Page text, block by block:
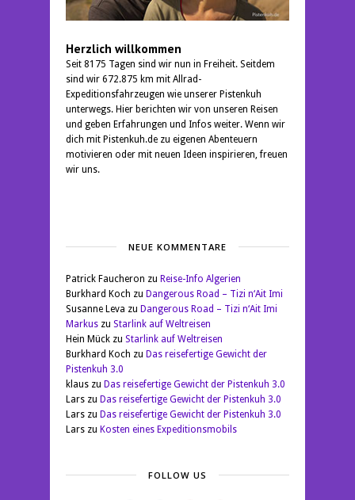
Herzlich willkommen
Seit 8175 Tagen sind wir nun in Freiheit. Seitdem
sind wir 672.875 km mit Allrad-
Expeditionsfahrzeugen wie unserer Pistenkuh
unterwegs. Hier berichten wir von unseren Reisen
und geben Erfahrungen und Infos weiter. Wenn wir
dich mit Pistenkuh.de zu eigenen Abenteuern
motivieren oder mit neuen Ideen inspirieren, freuen
wir uns.
NEUE KOMMENTARE
Patrick Faucheron zu Reise-Info Algerien
Burkhard Koch zu Dangerous Road – Tizi n‘Ait Imi
Susanne Leva zu Dangerous Road – Tizi n‘Ait Imi
Markuszu Starlink auf Weltreisen
Hein Mückzu Starlink auf Weltreisen
Burkhard Koch zu Das reisefertige Gewicht der
Pistenkuh 3.0
klauszu Das reisefertige Gewicht der Pistenkuh 3.0
Larszu Das reisefertige Gewicht der Pistenkuh 3.0
Larszu Das reisefertige Gewicht der Pistenkuh 3.0
Larszu Kosten eines Expeditionsmobils
FOLLOW US